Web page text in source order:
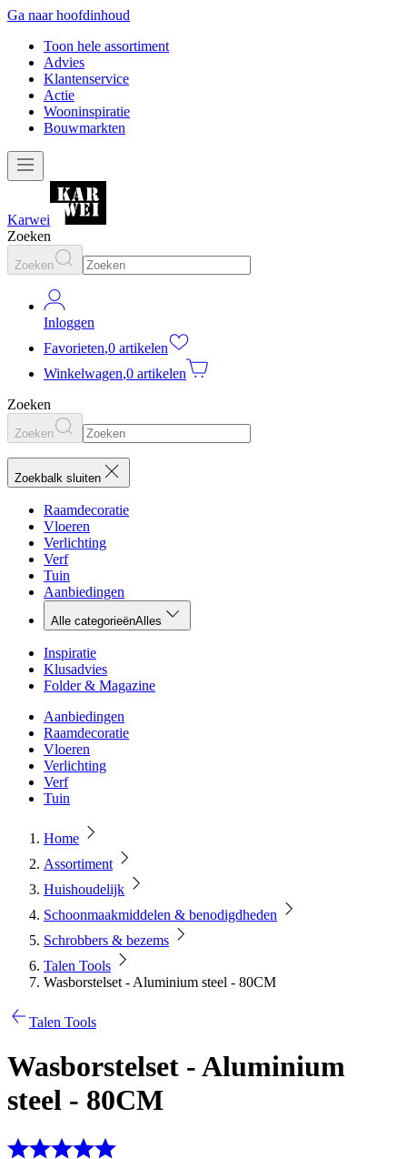
Ga naar hoofdinhoud
Toon hele assortiment
Advies
Klantenservice
Actie
Wooninspiratie
Bouwmarkten
Karwei
Zoeken
Zoeken
Inloggen
Favorieten,0 artikelen
Winkelwagen,0 artikelen
Zoeken
Zoeken
Zoekbalk sluiten
Raamdecoratie
Vloeren
Verlichting
Verf
Tuin
Aanbiedingen
Alle categorieënAlles
Inspiratie
Klusadvies
Folder & Magazine
Aanbiedingen
Raamdecoratie
Vloeren
Verlichting
Verf
Tuin
Home
Assortiment
Huishoudelijk
Schoonmaakmiddelen & benodigdheden
Schrobbers & bezems
Talen Tools
Wasborstelset - Aluminium steel - 80CM
Talen Tools
Wasborstelset - Aluminium
steel - 80CM